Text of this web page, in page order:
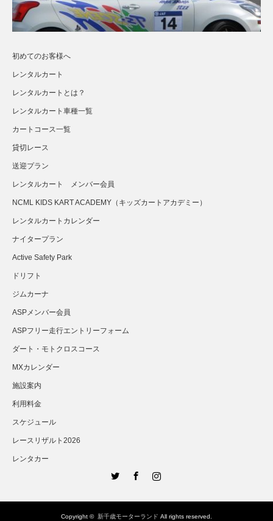
初めてのお客様へ
レンタルカート
レンタルカートとは？
レンタルカート車種一覧
カートコース一覧
貸切レース
送迎プラン
レンタルカート メンバー会員
NCML KIDS KART ACADEMY（キッズカートアカデミー）
レンタルカートカレンダー
ナイタープラン
Active Safety Park
ドリフト
ジムカーナ
ASPメンバー会員
ASPフリー走行エントリーフォーム
ダート・モトクロスコース
MXカレンダー
施設案内
利用料金
スケジュール
レースリザルト2026
レンタカー
Copyright © 新千歳モーターランド All rights reserved.